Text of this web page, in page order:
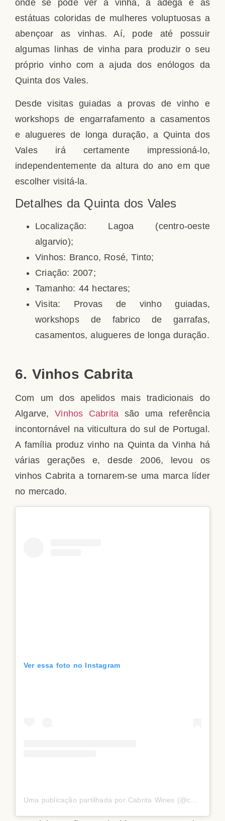
onde se pode ver a vinha, a adega e as
estátuas coloridas de mulheres voluptuosas a
abençoar as vinhas. Aí, pode até possuir
algumas linhas de vinha para produzir o seu
próprio vinho com a ajuda dos enólogos da
Quinta dos Vales.
Desde visitas guiadas a provas de vinho e
workshops de engarrafamento a casamentos
e alugueres de longa duração, a Quinta dos
Vales irá certamente impressioná-lo,
independentemente da altura do ano em que
escolher visitá-la.
Detalhes da Quinta dos Vales
Localização: Lagoa (centro-oeste
algarvio);
Vinhos: Branco, Rosé, Tinto;
Criação: 2007;
Tamanho: 44 hectares;
Visita: Provas de vinho guiadas,
workshops de fabrico de garrafas,
casamentos, alugueres de longa duração.
6. Vinhos Cabrita
Com um dos apelidos mais tradicionais do
Algarve,Vinhos Cabrita são uma referência
incontornável na viticultura do sul de Portugal.
A família produz vinho na Quinta da Vinha há
várias gerações e, desde 2006, levou os
vinhos Cabrita a tornarem-se uma marca líder
no mercado.
Ver essa foto no Instagram